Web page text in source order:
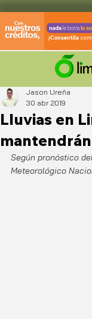
Lluvias en
Jason Ureña
30 abr 2019
Según pronóstico
Meteorológico